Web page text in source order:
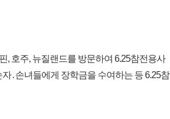
, 호주, 뉴질랜드를 방문하여 6.25참전용사
․손녀들에게 장학금을 수여하는 등 6.25참